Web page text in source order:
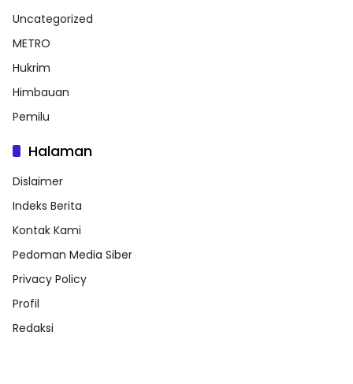
Uncategorized
METRO
Hukrim
Himbauan
Pemilu
Halaman
Dislaimer
Indeks Berita
Kontak Kami
Pedoman Media Siber
Privacy Policy
Profil
Redaksi